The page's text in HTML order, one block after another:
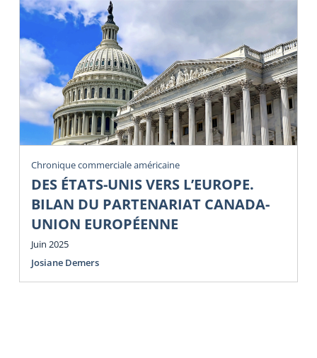
Chronique commerciale américaine
DES ÉTATS-UNIS VERS L’EUROPE.
BILAN DU PARTENARIAT CANADA-
UNION EUROPÉENNE
Juin 2025
Josiane Demers